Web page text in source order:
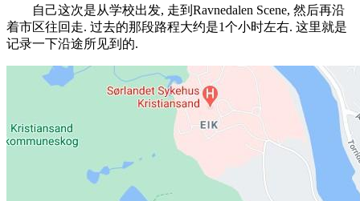
自己这次是从学校出发, 走到Ravnedalen Scene, 然后再沿
着市区往回走. 过去的那段路程大约是1个小时左右. 这里就是
记录一下沿途所见到的.